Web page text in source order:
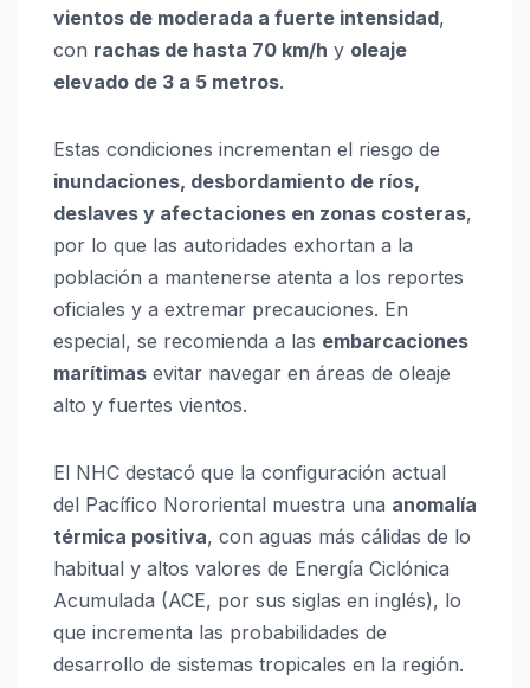
vientos de moderada a fuerte intensidad,
con rachas de hasta 70 km/h y oleaje
elevado de 3 a 5 metros.
Estas condiciones incrementan el riesgo de
inundaciones, desbordamiento de ríos,
deslaves y afectaciones en zonas costeras,
por lo que las autoridades exhortan a la
población a mantenerse atenta a los reportes
oficiales y a extremar precauciones. En
especial, se recomienda a las embarcaciones
marítimas evitar navegar en áreas de oleaje
alto y fuertes vientos.
El NHC destacó que la configuración actual
del Pacífico Nororiental muestra una anomalía
térmica positiva, con aguas más cálidas de lo
habitual y altos valores de Energía Ciclónica
Acumulada (ACE, por sus siglas en inglés), lo
que incrementa las probabilidades de
desarrollo de sistemas tropicales en la región.